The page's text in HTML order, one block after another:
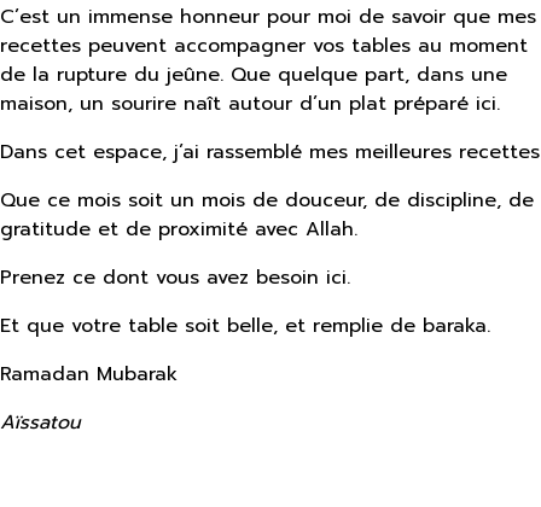
C’est un immense honneur pour moi de savoir que mes
recettes peuvent accompagner vos tables au moment
de la rupture du jeûne. Que quelque part, dans une
maison, un sourire naît autour d’un plat préparé ici.
Dans cet espace, j’ai rassemblé mes meilleures recettes
Que ce mois soit un mois de douceur, de discipline, de
gratitude et de proximité avec Allah.
Prenez ce dont vous avez besoin ici.
Et que votre table soit belle, et remplie de baraka.
Ramadan Mubarak
Aïssatou